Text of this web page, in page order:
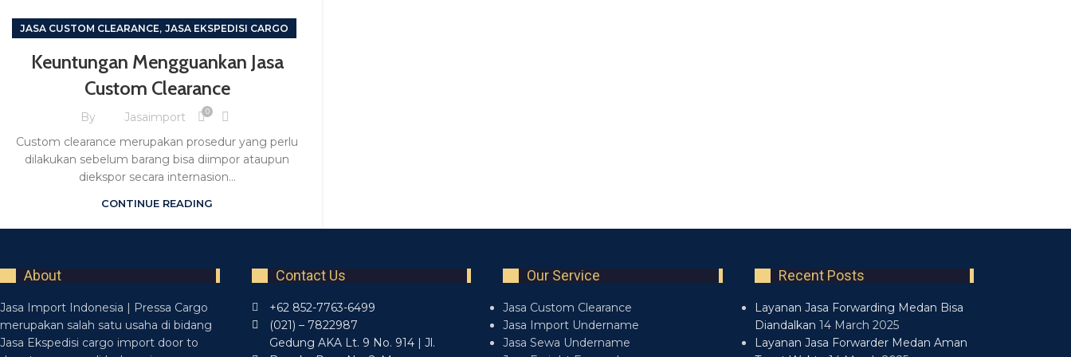
JASA CUSTOM CLEARANCE, JASA EKSPEDISI CARGO
Keuntungan Mengguankan Jasa
Custom Clearance
By Jasaimport 0
Custom clearance merupakan prosedur yang perlu
dilakukan sebelum barang bisa diimpor ataupun
diekspor secara internasion...
CONTINUE READING
About
Jasa Import Indonesia | Pressa Cargo
merupakan salah satu usaha di bidang
Jasa Ekspedisi cargo import door to
Contact Us
+62 852-7763-6499
(021) – 7822987
Gedung AKA Lt. 9 No. 914 | Jl.
Our Service
Jasa Custom Clearance
Jasa Import Undername
Jasa Sewa Undername
Recent Posts
Layanan Jasa Forwarding Medan Bisa
Diandalkan 14 March 2025
Layanan Jasa Forwarder Medan Aman